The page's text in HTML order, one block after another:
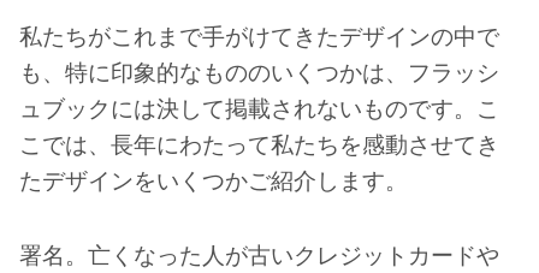
私たちがこれまで手がけてきたデザインの中で
も、特に印象的なもののいくつかは、フラッシ
ュブックには決して掲載されないものです。こ
こでは、長年にわたって私たちを感動させてき
たデザインをいくつかご紹介します。
署名。亡くなった人が古いクレジットカードや